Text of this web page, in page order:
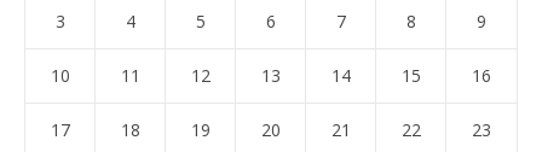
3 4 5 6 7 8 9
10 11 12 13 14 15 16
17 18 19 20 21 22 23